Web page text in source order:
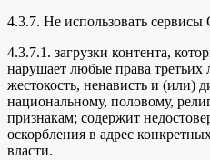
4.3.7. Не использовать сервисы
4.3.7.1. загрузки контента,
нарушает любые права третьих
жестокость, ненависть и (или)
национальному, половому,
признакам; содержит
оскорбления в адрес
власти.